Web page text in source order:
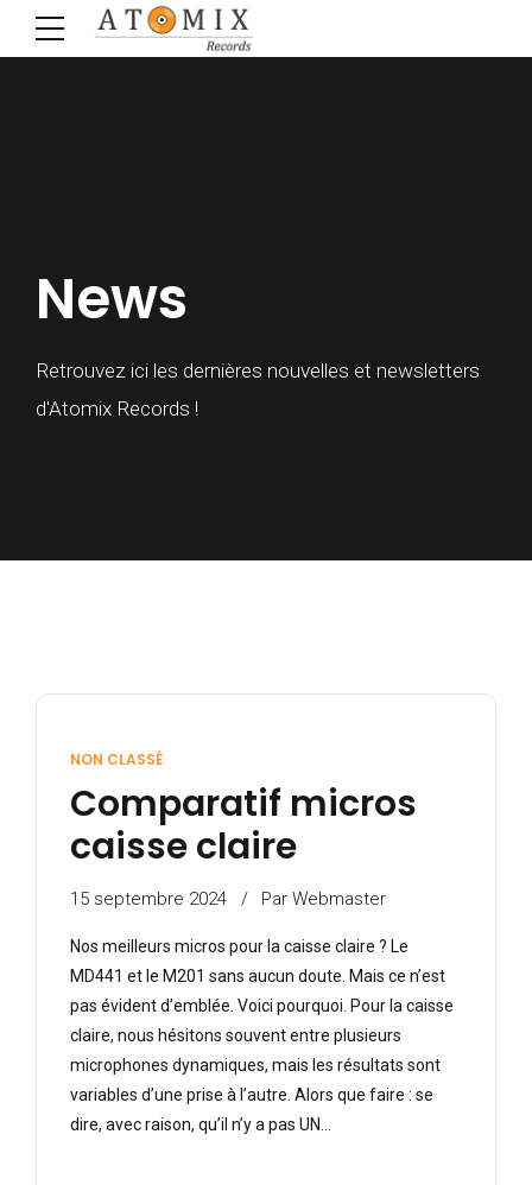
News
Retrouvez ici les dernières nouvelles et newsletters
d'Atomix Records !
NON CLASSÉ
Comparatif micros
caisse claire
15 septembre 2024 Par Webmaster
Nos meilleurs micros pour la caisse claire ? Le
MD441 et le M201 sans aucun doute. Mais ce n’est
pas évident d’emblée. Voici pourquoi. Pour la caisse
claire, nous hésitons souvent entre plusieurs
microphones dynamiques, mais les résultats sont
variables d’une prise à l’autre. Alors que faire : se
dire, avec raison, qu’il n’y a pas UN...